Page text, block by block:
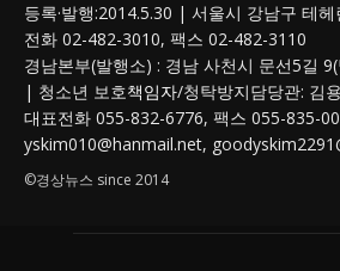
등록·발행:2014.5.30 | 서울시 강남구 테
전화 02-482-3010, 팩스 02-482-3110
경남본부(발행소) : 경남 사천시 문선5길
| 청소년 보호책임자/청탁방지담당관: 김
대표전화 055-832-6776, 팩스 055-835-
yskim010@hanmail.net,
©경상뉴스 since 2014